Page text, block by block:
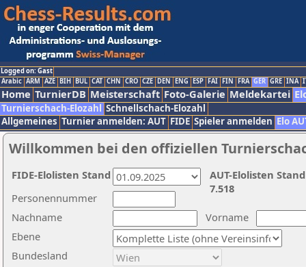
Logged on: Gast
Arabic ARM AZE BIH BUL CAT CHN CRO CZE DEN ENG ESP FAI FIN FRA GER GRE INA
Home TurnierDB Meisterschaft Foto-Galerie Meldekartei
Turnierschach-Elozahl Schnellschach-Elozahl
Allgemeines Turnier anmelden: AUT FIDE Spieler anmelden Elo
Willkommen bei den offiziellen
Nachname
Vorname
Ebene
Personennummer
Bundesland
AUT-Elolisten
7.518
FIDE-Elolisten Stand